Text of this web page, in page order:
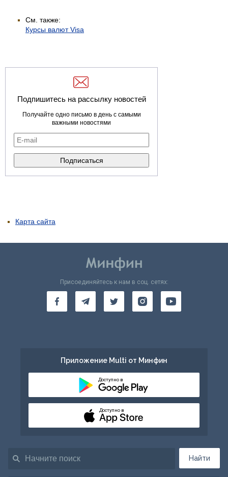
См. также:
Курсы валют Visa
Подпишитесь на рассылку новостей
Получайте одно письмо в день с самыми
важными новостями
Карта сайта
Найти
Присоединяйтесь к нам в соц. сетях:
Приложение Multi от Минфин
Доступно в
Доступно в